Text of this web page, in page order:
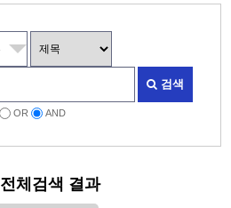
검색
OR AND
전체검색 결과